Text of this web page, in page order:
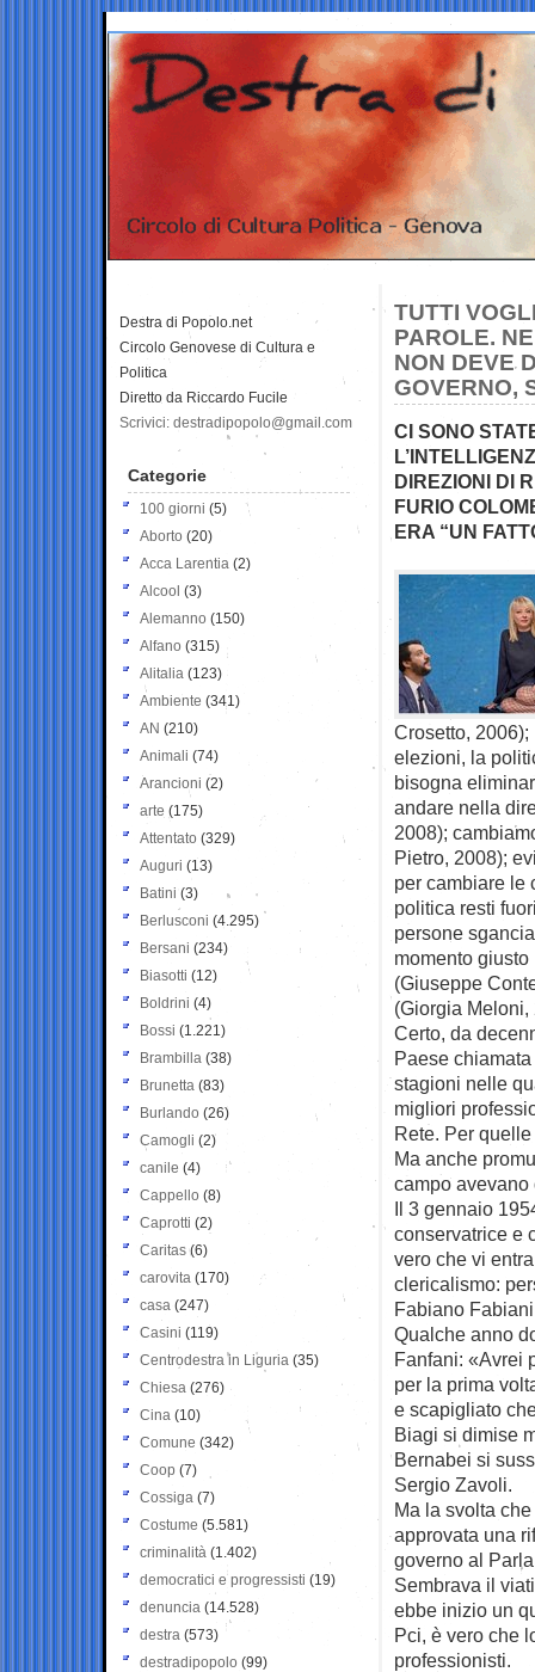
TUTTI
PAROLE.
NON DEVE
GOVERNO,
CI SONO
DIREZIONI DI
FURIO
ERA “UN
Crosetto,
elezioni, la
bisogna
andare nella
2008);
Pietro, 2008);
per cambiare le
politica resti
persone
momento
(Giuseppe
(Giorgia
Certo, da
Paese
stagioni nelle
migliori
Rete. Per
Ma anche
campo avevano
Il 3 gennaio
conservatrice e
vero che vi
clericalismo:
Fabiano
Qualche anno
Fanfani: «Avrei
per la prima
e scapigliato
Biagi si dimise
Bernabei si
Sergio Zavoli.
Ma la svolta
approvata una
governo al
Sembrava il
ebbe inizio un
Pci, è vero che
professionisti.
Destra di Popolo.net
Circolo Genovese di Cultura e
Politica
Diretto da Riccardo Fucile
Scrivici: destradipopolo@gmail.com
Categorie
100 giorni (5)
Aborto (20)
Acca Larentia (2)
Alcool (3)
Alemanno (150)
Alfano (315)
Alitalia (123)
Ambiente (341)
AN (210)
Animali (74)
Arancioni (2)
arte (175)
Attentato (329)
Auguri (13)
Batini (3)
Berlusconi (4.295)
Bersani (234)
Biasotti (12)
Boldrini (4)
Bossi (1.221)
Brambilla (38)
Brunetta (83)
Burlando (26)
Camogli (2)
canile (4)
Cappello (8)
Caprotti (2)
Caritas (6)
carovita (170)
casa (247)
Casini (119)
Centrodestra in Liguria (35)
Chiesa (276)
Cina (10)
Comune (342)
Coop (7)
Cossiga (7)
Costume (5.581)
criminalità (1.402)
democratici e progressisti (19)
denuncia (14.528)
destra (573)
destradipopolo (99)